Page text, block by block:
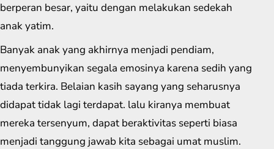
berperan besar, yaitu dengan melakukan sedekah
anak yatim.
Banyak anak yang akhirnya menjadi pendiam,
menyembunyikan segala emosinya karena sedih yang
tiada terkira. Belaian kasih sayang yang seharusnya
didapat tidak lagi terdapat. lalu kiranya membuat
mereka tersenyum, dapat beraktivitas seperti biasa
menjadi tanggung jawab kita sebagai umat muslim.